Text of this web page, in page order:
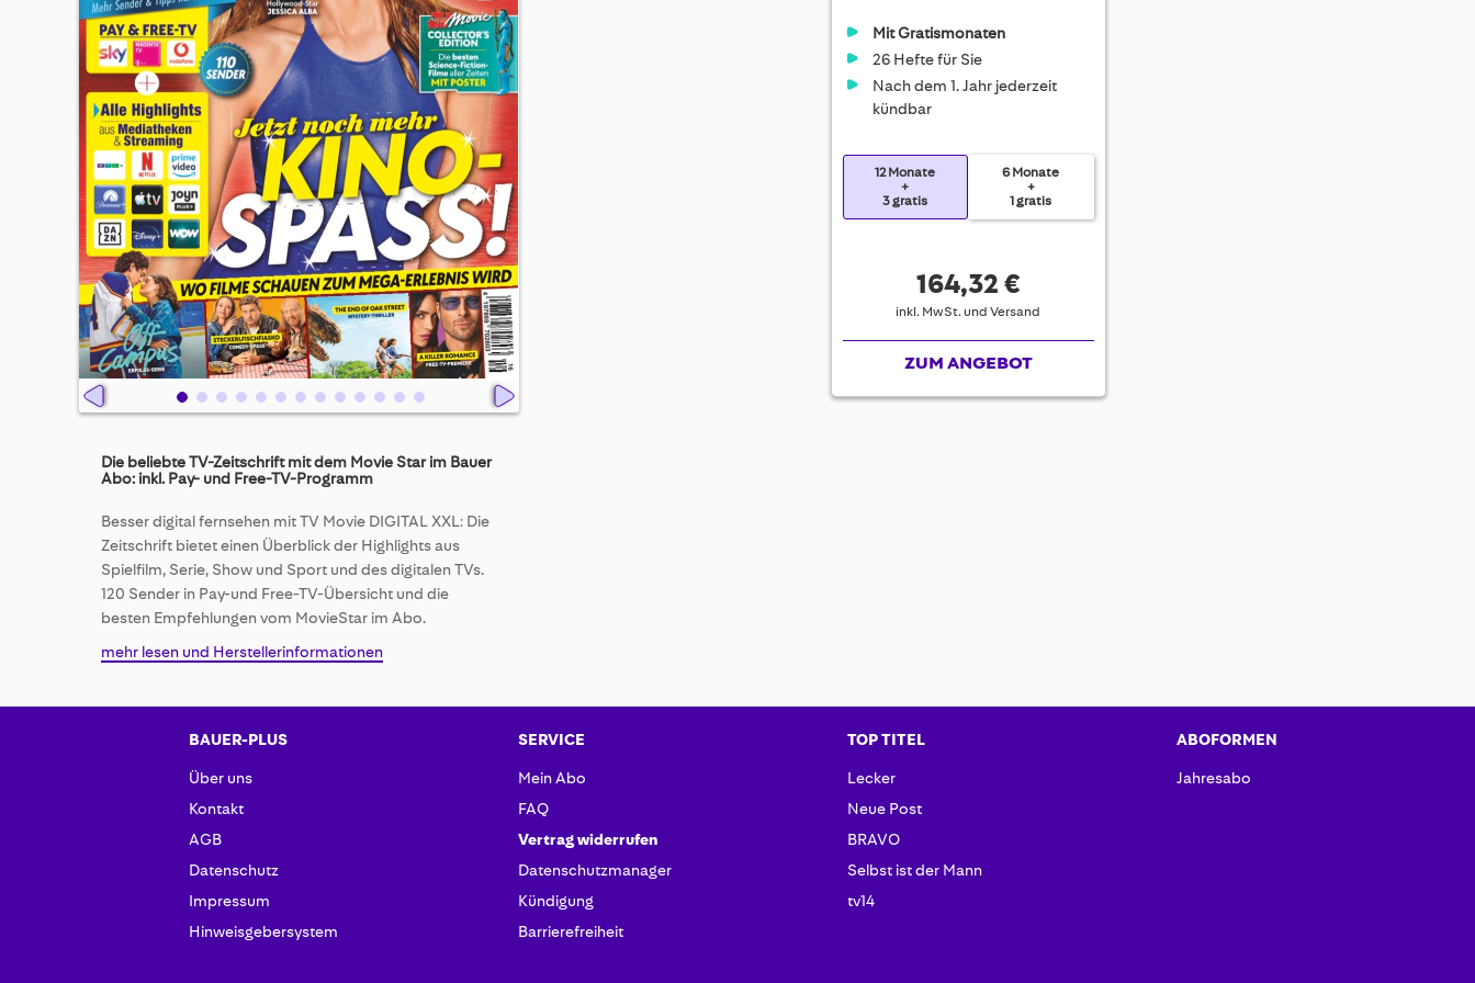
beginning
images
gallery
Die beliebte TV-Zeitschrift mit dem Movie Star im Bauer
Abo: inkl. Pay- und Free-TV-Programm
Besser digital fernsehen mit TV Movie DIGITAL XXL: Die
Zeitschrift bietet einen Überblick der Highlights aus
Spielfilm, Serie, Show und Sport und des digitalen TVs.
120 Sender in Pay-und Free-TV-Übersicht und die
besten Empfehlungen vom MovieStar im Abo.
mehr lesen und Herstellerinformationen
Mit Gratismonaten
26 Hefte für Sie
Nach dem 1. Jahr jederzeit
kündbar
12 Monate
+
3 gratis
6 Monate
+
1 gratis
164,32 €
inkl. MwSt. und Versand
ZUM ANGEBOT
BAUER-PLUS
Über uns
Kontakt
AGB
Datenschutz
Impressum
Hinweisgebersystem
SERVICE
Mein Abo
FAQ
Vertrag widerrufen
Datenschutzmanager
Kündigung
Barrierefreiheit
TOP TITEL
Lecker
Neue Post
BRAVO
Selbst ist der Mann
tv14
ABOFORMEN
Jahresabo